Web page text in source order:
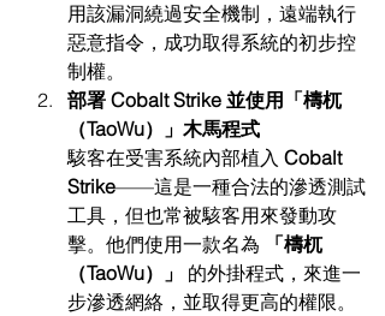
用該漏洞繞過安全機制，遠端執行
惡意指令，成功取得系統的初步控
制權。
部署 Cobalt Strike 並使用「檮杌
（TaoWu）」木馬程式
駭客在受害系統內部植入 Cobalt
Strike——這是一種合法的滲透測試
工具，但也常被駭客用來發動攻
擊。他們使用一款名為
「檮杌
（TaoWu）」
的外掛程式，來進一
步滲透網絡，並取得更高的權限。